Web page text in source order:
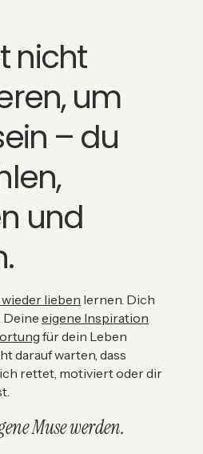
nicht
um
– du
und
lieben lernen. Dich
Deine eigene Inspiration
für dein Leben
darauf warten, dass
rettet, motiviert oder dir
Muse werden.